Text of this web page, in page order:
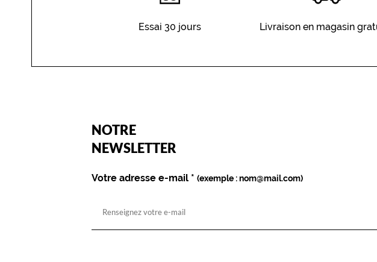
Essai 30 jours Livraison en magasin
NOTRE
NEWSLETTER
Name
Votre adresse e-mail *
(Ce
champ
est
obligatoire)
(exemple : nom@mail.com)